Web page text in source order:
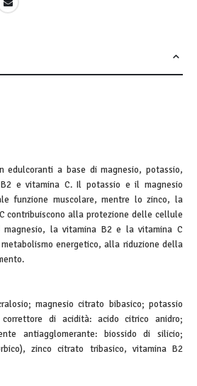
edulcoranti a base di magnesio, potassio,
e vitamina C. Il potassio e il magnesio
funzione muscolare, mentre lo zinco, la
contribuiscono alla protezione delle cellule
la vitamina B2 e la vitamina C
energetico, alla riduzione della
magnesio citrato bibasico; potassio
di acidità: acido citrico anidro;
antiagglomerante: biossido di silicio;
zinco citrato tribasico, vitamina B2